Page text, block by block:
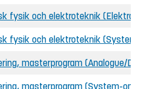
fysik och elektroteknik
fysik och elektroteknik
masterprogram (Analogue/
masterprogram (System-on-